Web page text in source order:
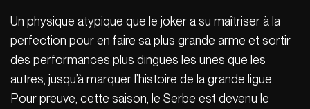
Un physique atypique que le joker a su maîtriser à la
perfection pour en faire sa plus grande arme et sortir
des performances plus dingues les unes que les
autres, jusqu’à marquer l’histoire de la grande ligue.
Pour preuve, cette saison, le Serbe est devenu le